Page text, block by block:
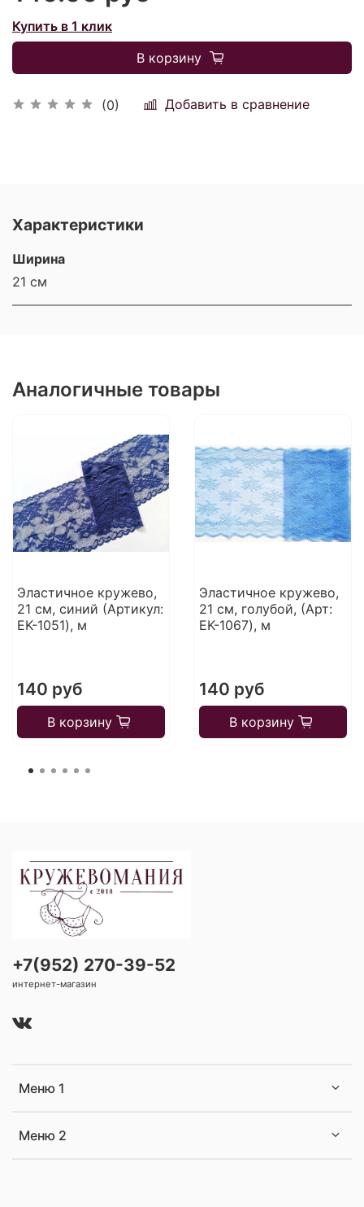
(0) Добавить в сравнение
Купить в 1 клик
В корзину
Характеристики
Ширина
21 см
Аналогичные товары
Эластичное кружево,
21 см, синий (Артикул:
EK-1051), м
140 руб
В корзину
Эластичное кружево,
21 см, голубой, (Арт:
EK-1067), м
140 руб
В корзину
Меню 1
Меню 2
+7(952) 270-39-52
интернет-магазин